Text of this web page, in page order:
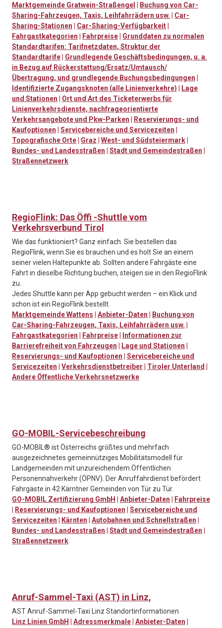
Marktgemeinde Gratwein-Straßengel
Buchung von Car-
Sharing-Fahrzeugen, Taxis, Leihfahrrädern usw.
Car-
Sharing-Stationen
Car-Sharing-Verfügbarkeit
Fahrgastkategorien
Fahrpreise
Grunddaten zu normalen
Standardtarifen: Tarifnetzdaten, Struktur der
Standardtarife
Grundlegende Geschäftsbedingungen, u. a.
in Bezug auf Rückerstattung/Ersatz/Umtausch/
Übertragung, und grundlegende Buchungsbedingungen
Identifizierte Zugangsknoten (alle Linienverkehre)
Lage
und Stationen
Ort und Art des Ticketerwerbs für
Linienverkehrsdienste, nachfrageorientierte
Verkehrsangebote und Pkw-Parken
Reservierungs- und
Kaufoptionen
Servicebereiche und Servicezeiten
Topografische Orte
Graz West- und Südsteiermark
Bundes- und Landesstraßen
Stadt und Gemeindestraßen
Straßennetzwerk
RegioFlink: Das Öffi -Shuttle vom
Verkehrsverbund Tirol
Wie das funktioniert? Ganz einfach. Sie bestellen das
RegioFlink, wenn Sie es brauchen und es holt Sie an einem
seiner vielen Haltepunkte ab. Sollten andere Fahrgäste eine
Fahrt in dieselbe Richtung buchen, steigen sie in den RegioFlink
zu.
Jedes Shuttle kann per App gebucht werden – ein Klick und
schon ist ein RegioFlink bestellt.
Marktgemeinde Wattens
Anbieter-Daten
Buchung von
Car-Sharing-Fahrzeugen, Taxis, Leihfahrrädern usw.
Fahrgastkategorien
Fahrpreise
Informationen zur
Barrierefreiheit von Fahrzeugen
Lage und Stationen
Reservierungs- und Kaufoptionen
Servicebereiche und
Servicezeiten
Verkehrsdienstbetreiber Tiroler Unterland
Andere Öffentliche Verkehrsnetzwerke
GO-MOBIL-Servicebeschreibung
GO-MOBIL® ist Österreichs größtes und mehrfach
ausgezeichnetes gemeinnütziges Mobilitätsmodell für
Landgemeinden mit unzureichendem Öffentlichen
Personennahverkehr (ÖPNV). Der Anruffahrdienst befördert
Fahrgäste in 42 Kärntner Gemeinden von Tür zu Tür.
GO-MOBIL Zertifizierung GmbH
Anbieter-Daten
Fahrpreise
Reservierungs- und Kaufoptionen
Servicebereiche und
Servicezeiten
Kärnten Autobahnen und Schnellstraßen
Bundes- und Landesstraßen
Stadt und Gemeindestraßen
Straßennetzwerk
Anruf-Sammel-Taxi (AST) in Linz,
AST Anruf-Sammel-Taxi Linz Standortinformationen
Linz Linien GmbH
Adressmerkmale Anbieter-Daten